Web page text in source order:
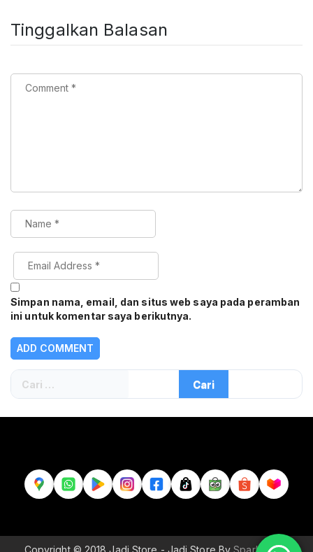
Tinggalkan Balasan
Simpan nama, email, dan situs web saya pada peramban
ini untuk komentar saya berikutnya.
Cari
untuk: